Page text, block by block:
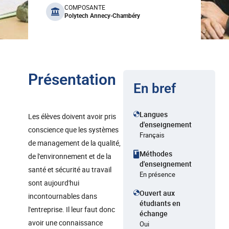
benefits
COMPOSANTE
Polytech Annecy-Chambéry
Présentation
Les élèves doivent avoir pris
conscience que les systèmes
de management de la qualité,
de l'environnement et de la
santé et sécurité au travail
sont aujourd'hui
incontournables dans
l'entreprise. Il leur faut donc
avoir une connaissance
En bref
Langues
d'enseignement
Français
Méthodes
d'enseignement
En présence
Ouvert aux
étudiants en
échange
Oui